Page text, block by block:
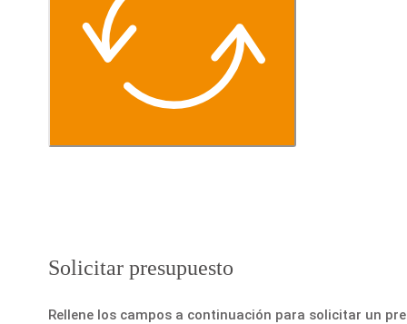
Solicitar presupuesto
Rellene los campos a continuación para solicitar un